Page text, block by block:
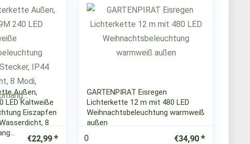
Außen,
LED Kaltweiße
Eiszapfen
8
€22,99
GARTENPIRAT Eisregen
Lichterkette 12 m mit 480 LED
Weihnachtsbeleuchtung warmweiß
außen
0 €34,90